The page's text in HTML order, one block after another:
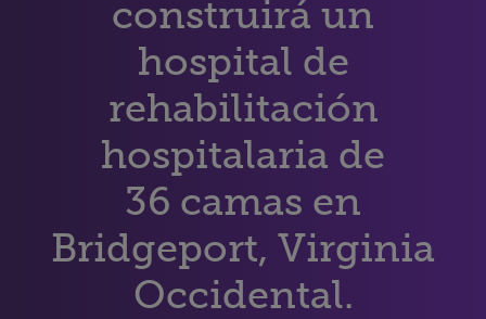
c
i
n
d
Servicios de rehabilitación
Recursos de salud
Acerca de nosotros
Buscar un centro
construirá un
hospital de
rehabilitación
hospitalaria de
36 camas en
Bridgeport, Virginia
Occidental.